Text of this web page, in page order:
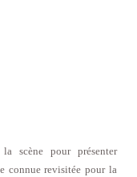
scène pour présenter
connue revisitée pour la